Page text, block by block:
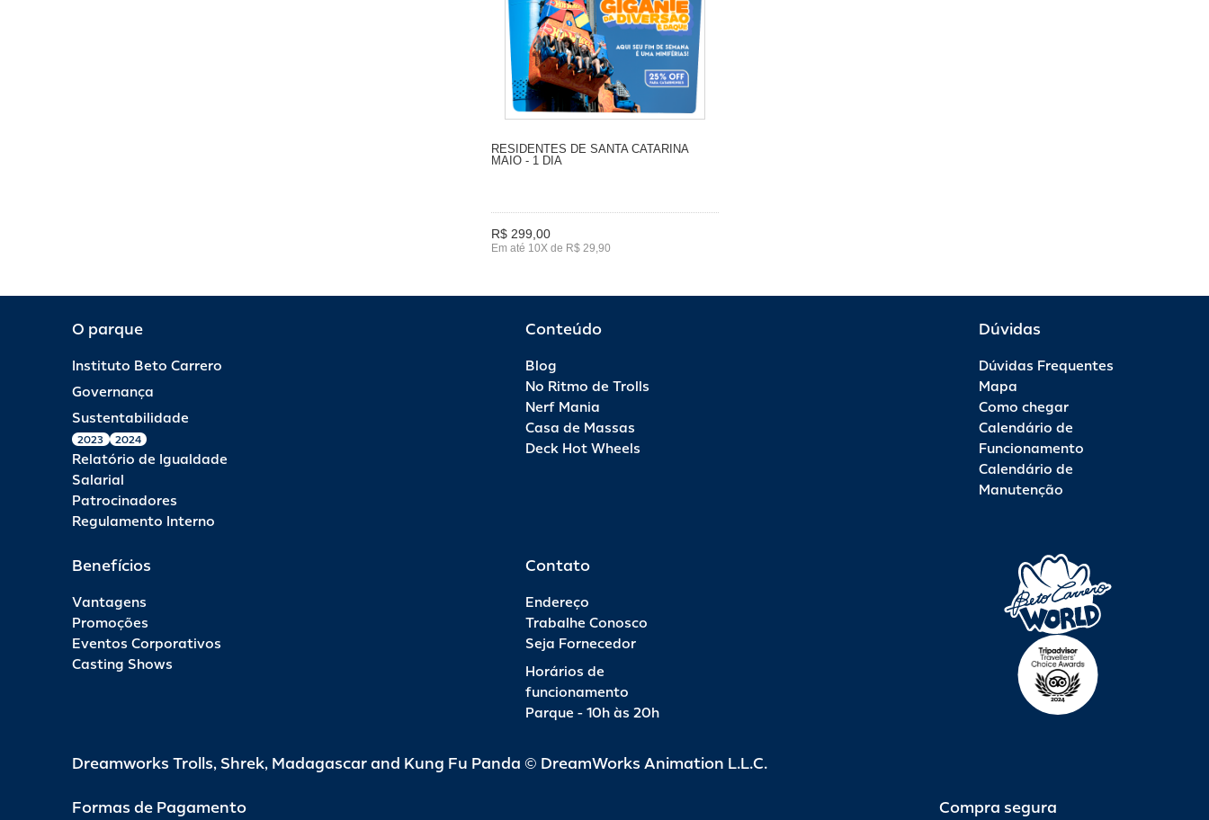
RESIDENTES DE SANTA CATARINA
MAIO - 1 DIA
R$ 299,00
Em até 10X de R$ 29,90
O parque
Instituto Beto Carrero
Governança
Sustentabilidade
2023 2024
Relatório de Igualdade
Salarial
Patrocinadores
Regulamento Interno
Conteúdo
Blog
No Ritmo de Trolls
Nerf Mania
Casa de Massas
Deck Hot Wheels
Dúvidas
Dúvidas Frequentes
Mapa
Como chegar
Calendário de
Funcionamento
Calendário de
Manutenção
Benefícios
Vantagens
Promoções
Eventos Corporativos
Casting Shows
Contato
Endereço
Trabalhe Conosco
Seja Fornecedor
Horários de
funcionamento
Parque - 10h às 20h
Dreamworks Trolls, Shrek, Madagascar and Kung Fu Panda © DreamWorks Animation L.L.C.
Formas de Pagamento Compra segura